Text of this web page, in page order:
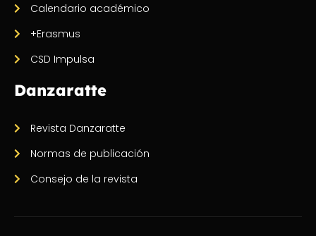
Calendario académico
+Erasmus
CSD Impulsa
Danzaratte
Revista Danzaratte
Normas de publicación
Consejo de la revista